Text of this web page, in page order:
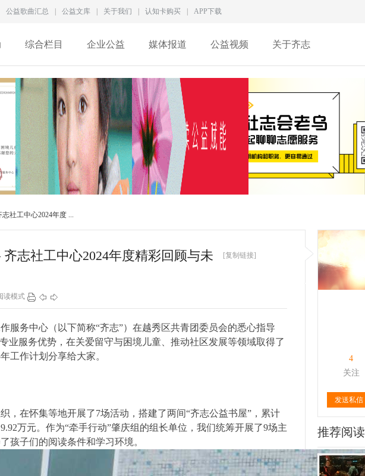
公益歌曲汇总 公益文库 关于我们 认知卡购买 APP下载
综合栏目 企业公益 媒体报道 公益视频 关于齐志
徐家良深度访谈：拆解新
96
社工中心2024年度 ...
志社工中心2024年度精彩回顾与未 [复制链接]
读模式
务中心（以下简称“齐志”）在越秀区共青团委员会的悉心指导
业服务优势，在关爱留守与困境儿童、推动社区发展等领域取得了
工作计划分享给大家。
在怀集等地开展了7场活动，搭建了两间“齐志公益书屋”，累计
万元。作为“牵手行动”肇庆组的组长单位，我们统筹开展了9场主
孩子们的阅读条件和学习环境。
4
关注
发送私信
推荐阅读